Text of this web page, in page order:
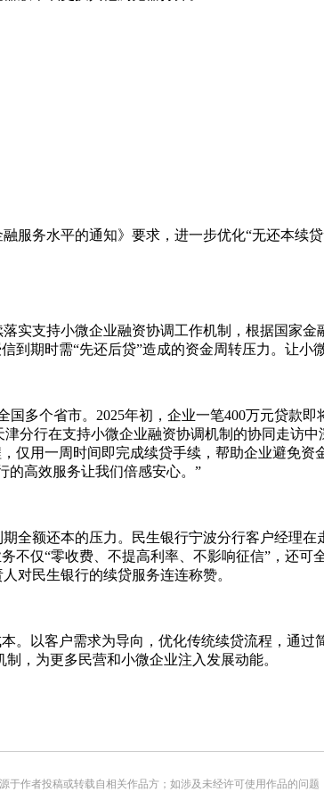
服务水平的通知》要求，进一步优化“无还本续
落实支持小微企业融资协调工作机制，根据国家
到期时需“先还后贷”造成的资金周转压力。让小
多个省市。2025年初，企业一笔400万元贷款
分行在支持小微企业融资协调机制的协同走访
仅用一周时间即完成续贷手续，帮助企业避免
的高效服务让我们倍感安心。”
全额还本的压力。民生银行宁波分行客户经理
不仅“零收费、不提高利率、不影响征信”，还
对民生银行的续贷服务连连称赞。
。以客户需求为导向，优化传统续贷流程，通
，为更多民营和小微企业注入发展动能。
作者投稿或转载自相关作品方；如涉及未经许可使用作品的问题